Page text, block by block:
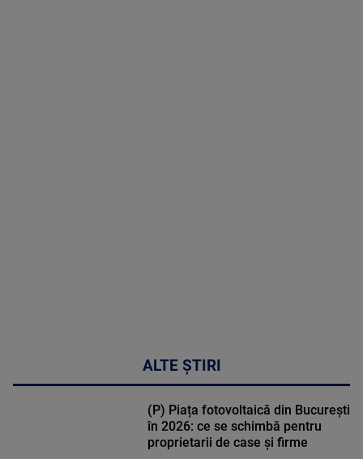
ALTE ȘTIRI
(P) Piața fotovoltaică din București
în 2026: ce se schimbă pentru
proprietarii de case și firme